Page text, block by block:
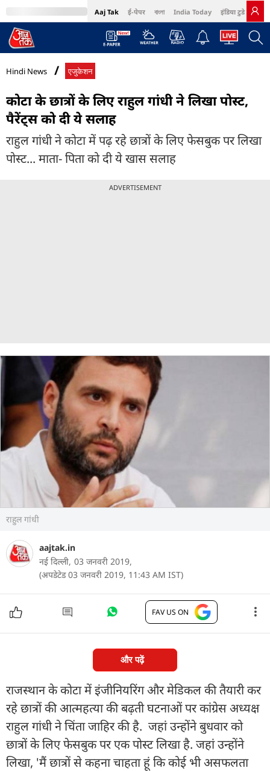
Aaj Tak ई-पेपर বাংলা India Today इंडिया टुडे हिंदी
MumbaiTak Cosmopolitan Harper's Bazaar Northeast
Hindi News एजुकेशन
कोटा के छात्रों के लिए राहुल गांधी ने लिखा पोस्ट,
पैरेंट्स को दी ये सलाह
राहुल गांधी ने कोटा में पढ़ रहे छात्रों के लिए फेसबुक पर लिखा
पोस्ट... माता- पिता को दी ये खास सलाह
ADVERTISEMENT
राहुल गांधी
aajtak.in
नई दिल्ली, 03 जनवरी 2019,
(अपडेटेड 03 जनवरी 2019, 11:43 AM IST)
FAV US ON
और पढ़ें
राजस्थान के कोटा में इंजीनियरिंग और मेडिकल की तैयारी कर
रहे छात्रों की आत्महत्या की बढ़ती घटनाओं पर कांग्रेस अध्यक्ष
राहुल गांधी ने चिंता जाहिर की है. जहां उन्होंने बुधवार को
छात्रों के लिए फेसबुक पर एक पोस्ट लिखा है. जहां उन्होंने
लिखा, 'मैं छात्रों से कहना चाहता हूं कि कोई भी असफलता